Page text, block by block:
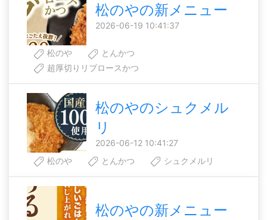
松のやの新メニュー
2026-06-19 10:41:37
松のや
とんかつ
超厚切りリブロースかつ
松のやのシュクメル
リ
2026-06-12 10:41:27
松のや
とんかつ シュクメルリ
松のやの新メニュー